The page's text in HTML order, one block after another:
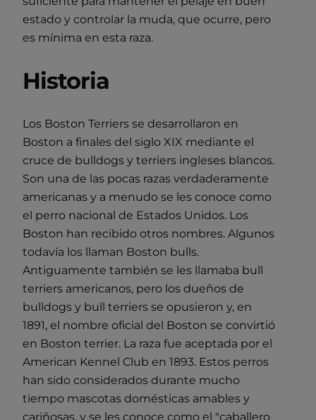
estado y controlar la muda, que ocurre, pero
es mínima en esta raza.
Historia
Los Boston Terriers se desarrollaron en
Boston a finales del siglo XIX mediante el
cruce de bulldogs y terriers ingleses blancos.
Son una de las pocas razas verdaderamente
americanas y a menudo se les conoce como
el perro nacional de Estados Unidos. Los
Boston han recibido otros nombres. Algunos
todavía los llaman Boston bulls.
Antiguamente también se les llamaba bull
terriers americanos, pero los dueños de
bulldogs y bull terriers se opusieron y, en
1891, el nombre oficial del Boston se convirtió
en Boston terrier. La raza fue aceptada por el
American Kennel Club en 1893. Estos perros
han sido considerados durante mucho
tiempo mascotas domésticas amables y
cariñosas, y se les conoce como el "caballero